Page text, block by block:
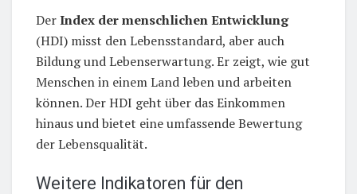
DerIndex der menschlichen Entwicklung
(HDI) misst den Lebensstandard, aber auch
Bildung und Lebenserwartung. Er zeigt, wie gut
Menschen in einem Land leben und arbeiten
können. Der HDI geht über das Einkommen
hinaus und bietet eine umfassende Bewertung
der Lebensqualität.
Weitere Indikatoren für den